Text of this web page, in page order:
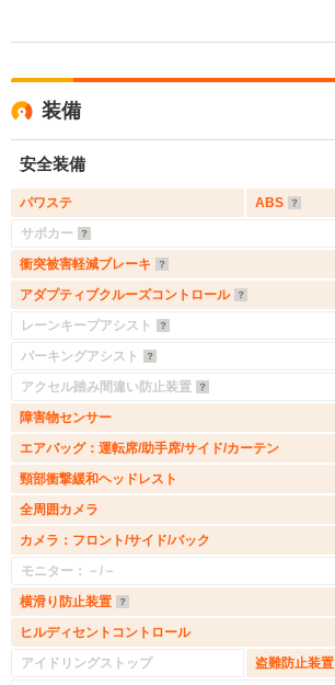
装備
安全装備
パワステ
ABS
サポカー
衝突被害軽減ブレーキ
アダプティブクルーズコントロール
レーンキープアシスト
パーキングアシスト
アクセル踏み間違い防止装置
障害物センサー
エアバッグ：運転席/助手席/サイド/カーテン
頸部衝撃緩和ヘッドレスト
全周囲カメラ
カメラ：フロント/サイド/バック
モニター：－/－
横滑り防止装置
ヒルディセントコントロール
アイドリングストップ
盗難防止装置